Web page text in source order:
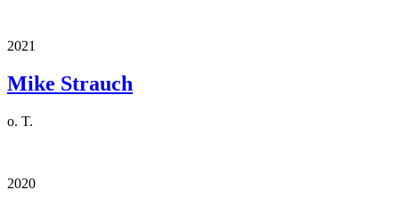
2021
Mike Strauch
o. T.
2020